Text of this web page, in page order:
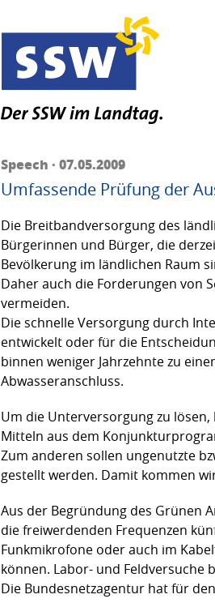
Speech · 07.05.2009
Umfassende Prüfung der
Die Breitbandversorgung des
Bürgerinnen und Bürger, die
Bevölkerung im ländlichen Raum
Daher auch die Forderungen von
vermeiden.
Die schnelle Versorgung durch
entwickelt oder für die
binnen weniger Jahrzehnte zu
Abwasseranschluss.
Um die Unterversorgung zu
Mitteln aus dem
Zum anderen sollen ungenutzte
gestellt werden. Damit kommen
Aus der Begründung des Grünen
die freiwerdenden Frequenzen
Funkmikrofone oder auch im
können. Labor- und Feldversuche
Die Bundesnetzagentur hat für